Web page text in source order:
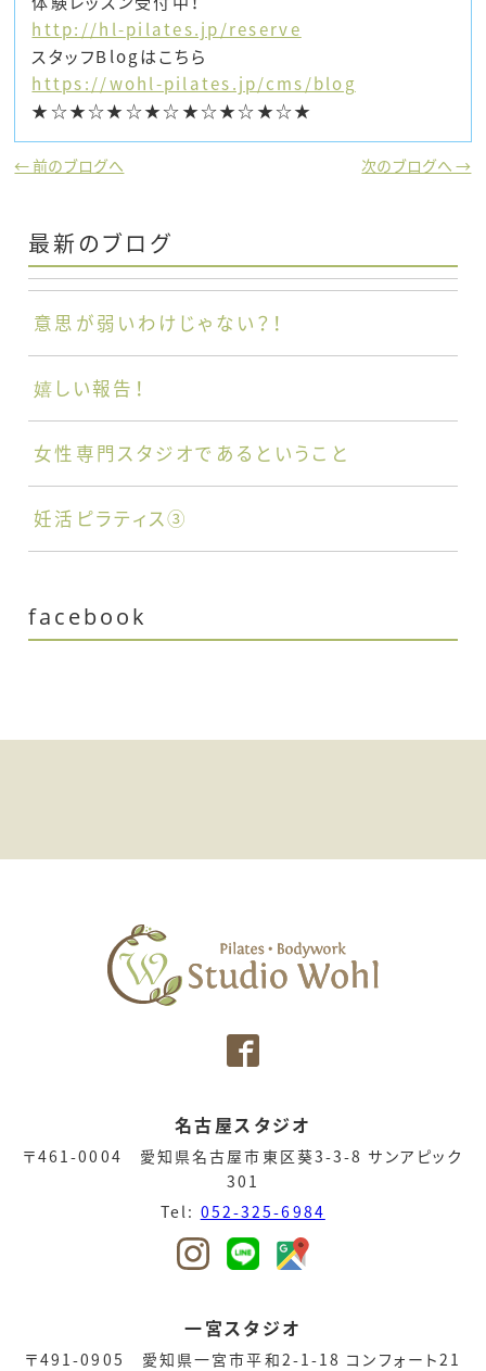
http://hl-pilates.jp/reserve
スタッフBlogはこちら
https://wohl-pilates.jp/cms/blog
★☆★☆★☆★☆★☆★☆★☆★
← 前のブログへ 次のブログへ →
最新のブログ
意思が弱いわけじゃない？！
嬉しい報告！
女性専門スタジオであるということ
妊活ピラティス③
facebook
名古屋スタジオ
〒461-0004 愛知県名古屋市東区葵3-3-8 サンアピック
301
Tel: 052-325-6984
一宮スタジオ
〒491-0905 愛知県一宮市平和2-1-18 コンフォート21